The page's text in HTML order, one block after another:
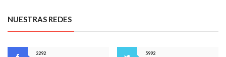
NUESTRAS REDES
2292
5992